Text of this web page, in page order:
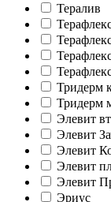
Тералив
Тридерм
Тридерм
Элевит
Элевит
Элевит
Элевит
Элевит
Эриус